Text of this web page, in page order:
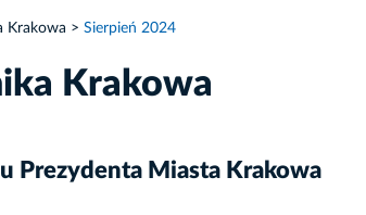
Krakowa Sierpień 2024
Krakowa
Prezydenta Miasta Krakowa